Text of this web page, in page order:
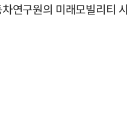
연구원의 미래모빌리티